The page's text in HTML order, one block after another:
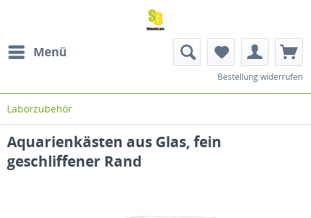
Menü
Bestellung widerrufen
Laborzubehör
Aquarienkästen aus Glas, fein
geschliffener Rand